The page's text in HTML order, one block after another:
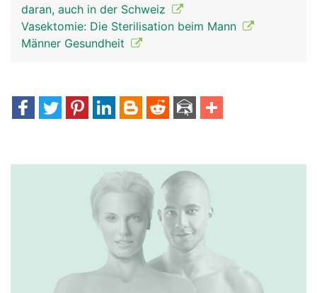
daran, auch in der Schweiz
Vasektomie: Die Sterilisation beim Mann
Männer Gesundheit